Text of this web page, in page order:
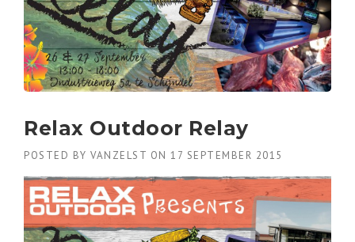
Relax Outdoor Relay
POSTED BY VANZELST ON 17 SEPTEMBER 2015